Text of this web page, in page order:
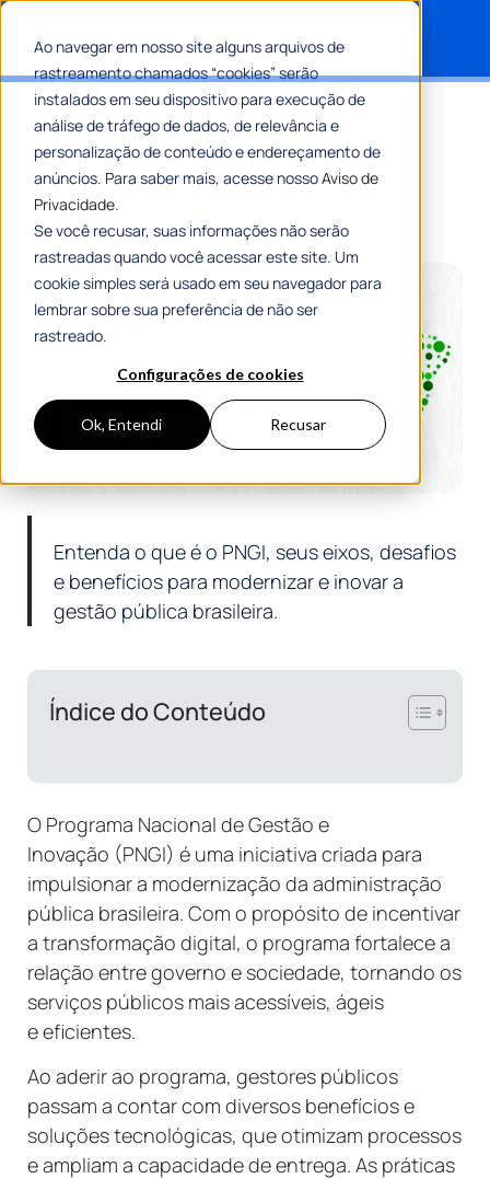
Ao navegar em nosso site alguns arquivos de
rastreamento chamados “cookies” serão
instalados em seu dispositivo para execução de
análise de tráfego de dados, de relevância e
personalização de conteúdo e endereçamento de
anúncios. Para saber mais, acesse nossoAviso de
Privacidade.
Se você recusar, suas informações não serão
rastreadas quando você acessar este site. Um
cookie simples será usado em seu navegador para
lembrar sobre sua preferência de não ser
rastreado.
Configurações de cookies
Ok, Entendi Recusar
PNGI: entenda o Programa
Nacional de Gestão e Inovação
PorMaria Flávia Tavares
8 Min De Leitura
Entenda o que é o PNGI, seus eixos, desafios
e benefícios para modernizar e inovar a
gestão pública brasileira.
Índice do Conteúdo
O Programa Nacional de Gestão e
Inovação (PNGI) é uma iniciativa criada para
impulsionar a modernização da administração
pública brasileira. Com o propósito de incentivar
a transformação digital, o programa fortalece a
relação entre governo e sociedade, tornando os
serviços públicos mais acessíveis, ágeis
e eficientes.
Ao aderir ao programa, gestores públicos
passam a contar com diversos benefícios e
soluções tecnológicas, que otimizam processos
e ampliam a capacidade de entrega. As práticas